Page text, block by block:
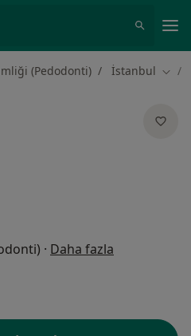
(Pedodonti) İstanbul
· Daha fazla